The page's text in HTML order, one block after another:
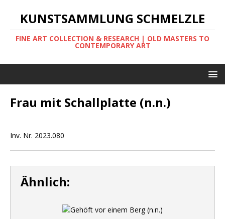
KUNSTSAMMLUNG SCHMELZLE
FINE ART COLLECTION & RESEARCH | OLD MASTERS TO
CONTEMPORARY ART
Frau mit Schallplatte (n.n.)
Inv. Nr. 2023.080
Ähnlich: